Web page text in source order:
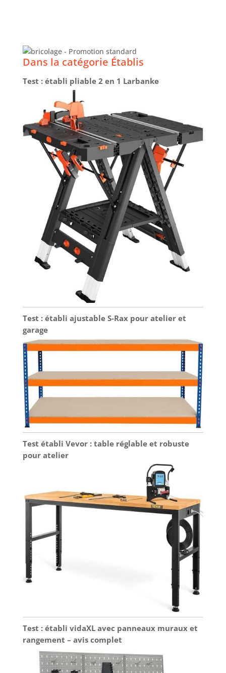
Dans la catégorie Établis
Test : établi pliable 2 en 1 Larbanke
Test : établi ajustable S-Rax pour atelier et
garage
Test établi Vevor : table réglable et robuste
pour atelier
Test : établi vidaXL avec panneaux muraux et
rangement – avis complet